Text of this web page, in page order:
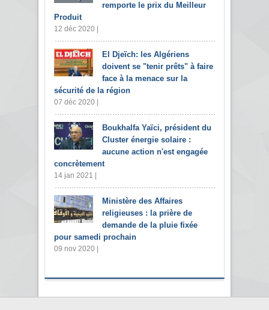
remporte le prix du Meilleur
Produit
12 déc 2020 |
El Djeïch: les Algériens
doivent se "tenir prêts" à faire
face à la menace sur la
sécurité de la région
07 déc 2020 |
Boukhalfa Yaïci, président du
Cluster énergie solaire :
aucune action n'est engagée
concrètement
14 jan 2021 |
Ministère des Affaires
religieuses : la prière de
demande de la pluie fixée
pour samedi prochain
09 nov 2020 |